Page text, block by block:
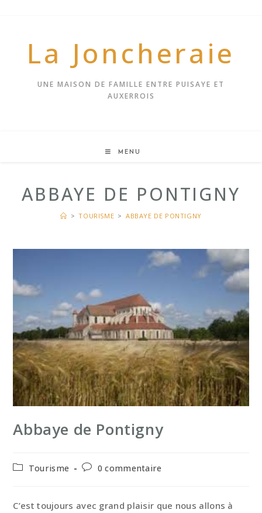
La Joncheraie
UNE MAISON DE FAMILLE ENTRE PUISAYE ET
AUXERROIS
MENU
ABBAYE DE PONTIGNY
> TOURISME > ABBAYE DE PONTIGNY
Abbaye de Pontigny
PostTourisme
Commentaires
publication :
0 commentaire
C’est toujours avec grand plaisir que nous allons à